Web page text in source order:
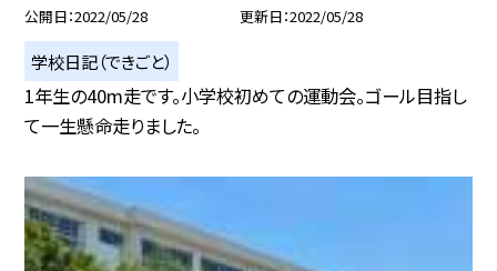
公開日 2022/05/28 更新日 2022/05/28
学校日記（できごと）
1年生の40m走です。小学校初めての運動会。ゴール目指し
て一生懸命走りました。